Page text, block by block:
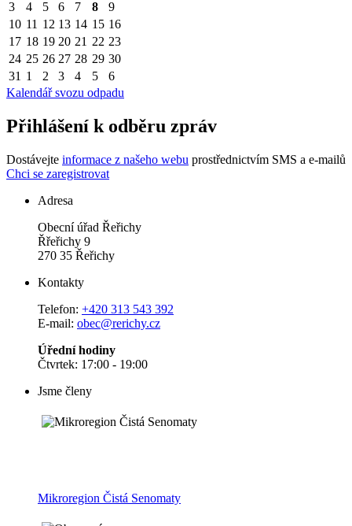
3
4 5 6 7 8
9
10 11 12 13 14 15 16
17 18 19 20 21 22 23
24 25 26 27 28 29 30
31 1 2 3 4 5
6
Kalendář svozu odpadu
Přihlášení k odběru zpráv
Dostávejte informace z našeho webu prostřednictvím SMS a e-mailů
Chci se zaregistrovat
Adresa
Obecní úřad Řeřichy
Řřeřichy 9
270 35 Řeřichy
Kontakty
Telefon: +420 313 543 392
E-mail: obec@rerichy.cz
Úřední hodiny
Čtvrtek: 17:00 - 19:00
Jsme členy
Mikroregion Čistá Senomaty